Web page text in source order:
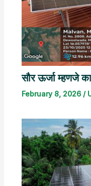
सौर ऊर्जा म्हणजे
February 8, 2026 /